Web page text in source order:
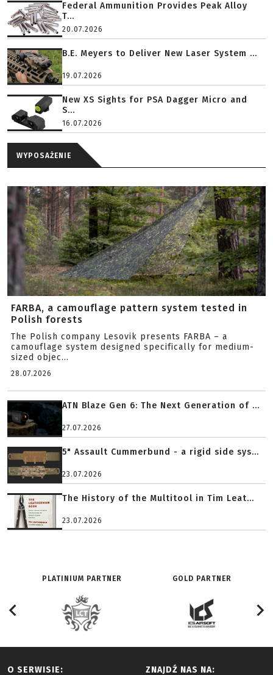
Federal Ammunition Provides Peak Alloy
T...
20.07.2026
B.E. Meyers to Deliver New Laser System ...
19.07.2026
New XS Sights for PSA Dagger Micro and
S...
16.07.2026
WYPOSAŻENIE
FARBA, a camouflage pattern system tested in
Polish forests
The Polish company Lesovik presents FARBA – a
camouflage system designed specifically for medium-
sized objec...
28.07.2026
ATN Blaze Gen 6: The Next Generation of ...
27.07.2026
5" Assault Cummerbund - a rigid side sys...
23.07.2026
The History of the Multitool in Tim Leat...
23.07.2026
PLATINIUM PARTNER GOLD PARTNER
O SERWISIE: ZNAJDŹ NAS NA: